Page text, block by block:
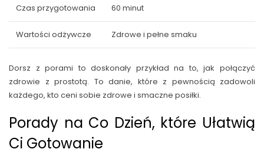
Czas przygotowania 60 minut
Wartości odżywcze Zdrowe i pełne smaku
Dorsz z porami to doskonały przykład na to, jak połączyć
zdrowie z prostotą. To danie, które z pewnością zadowoli
każdego, kto ceni sobie zdrowe i smaczne posiłki.
Porady na Co Dzień, które Ułatwią
Ci Gotowanie